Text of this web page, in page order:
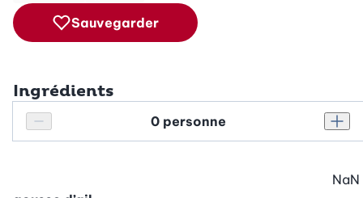
Sauvegarder
Ingrédients
Réduire le nombre de personnes
Personnes
NaN